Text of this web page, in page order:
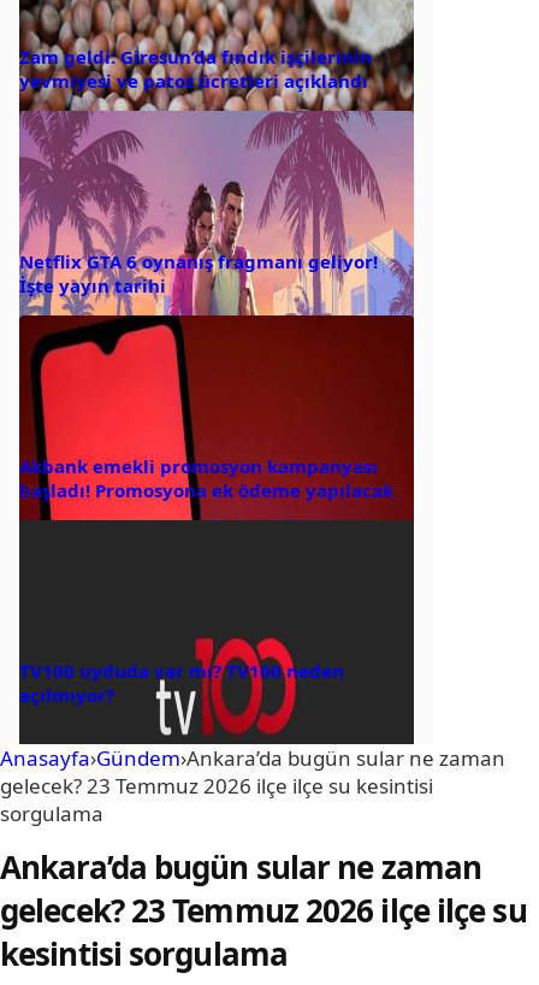
Zam geldi: Giresun’da fındık işçilerinin
yevmiyesi ve patoz ücretleri açıklandı
Netflix GTA 6 oynanış fragmanı geliyor!
İşte yayın tarihi
Akbank emekli promosyon kampanyası
başladı! Promosyona ek ödeme yapılacak
TV100 uyduda var mı? TV100 neden
açılmıyor?
Anasayfa›Gündem›Ankara’da bugün sular ne zaman
gelecek? 23 Temmuz 2026 ilçe ilçe su kesintisi
sorgulama
Ankara’da bugün sular ne zaman
gelecek? 23 Temmuz 2026 ilçe ilçe su
kesintisi sorgulama